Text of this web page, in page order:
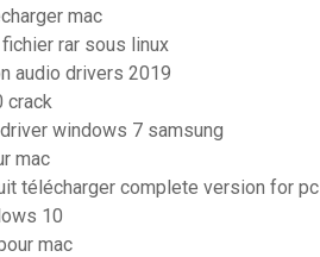
mac
rar sous linux
audio drivers 2019
crack
windows 7 samsung
mac
télécharger complete version for pc
10
mac